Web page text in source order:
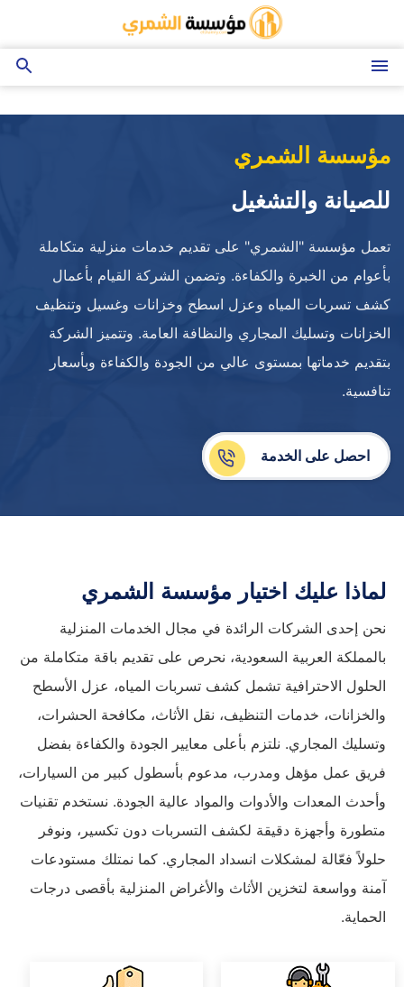
إلى
المحتوى
القائمة
بحث
مؤسسة الشمري
للصيانة والتشغيل
تعمل مؤسسة "الشمري" على تقديم خدمات منزلية متكاملة
بأعوام من الخبرة والكفاءة. وتضمن الشركة القيام بأعمال
كشف تسربات المياه وعزل اسطح وخزانات وغسيل وتنظيف
الخزانات وتسليك المجاري والنظافة العامة. وتتميز الشركة
بتقديم خدماتها بمستوى عالي من الجودة والكفاءة وبأسعار
تنافسية.
احصل على الخدمة
لماذا عليك اختيار مؤسسة الشمري
نحن إحدى الشركات الرائدة في مجال الخدمات المنزلية
بالمملكة العربية السعودية، نحرص على تقديم باقة متكاملة من
الحلول الاحترافية تشمل كشف تسربات المياه، عزل الأسطح
والخزانات، خدمات التنظيف، نقل الأثاث، مكافحة الحشرات،
وتسليك المجاري. نلتزم بأعلى معايير الجودة والكفاءة بفضل
فريق عمل مؤهل ومدرب، مدعوم بأسطول كبير من السيارات،
وأحدث المعدات والأدوات والمواد عالية الجودة. نستخدم تقنيات
متطورة وأجهزة دقيقة لكشف التسربات دون تكسير، ونوفر
حلولاً فعّالة لمشكلات انسداد المجاري. كما نمتلك مستودعات
آمنة وواسعة لتخزين الأثاث والأغراض المنزلية بأقصى درجات
الحماية.